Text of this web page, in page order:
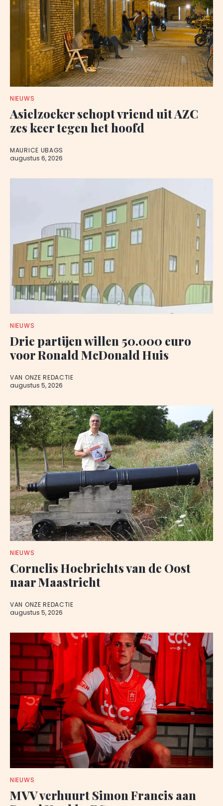
NIEUWS
Asielzoeker schopt vriend uit AZC
zes keer tegen het hoofd
MAURICE UBAGS
augustus 6, 2026
NIEUWS
Drie partijen willen 50.000 euro
voor Ronald McDonald Huis
VAN ONZE REDACTIE
augustus 5, 2026
NIEUWS
Cornelis Hoebrichts van de Oost
naar Maastricht
VAN ONZE REDACTIE
augustus 5, 2026
NIEUWS
MVV verhuurt Simon Francis aan